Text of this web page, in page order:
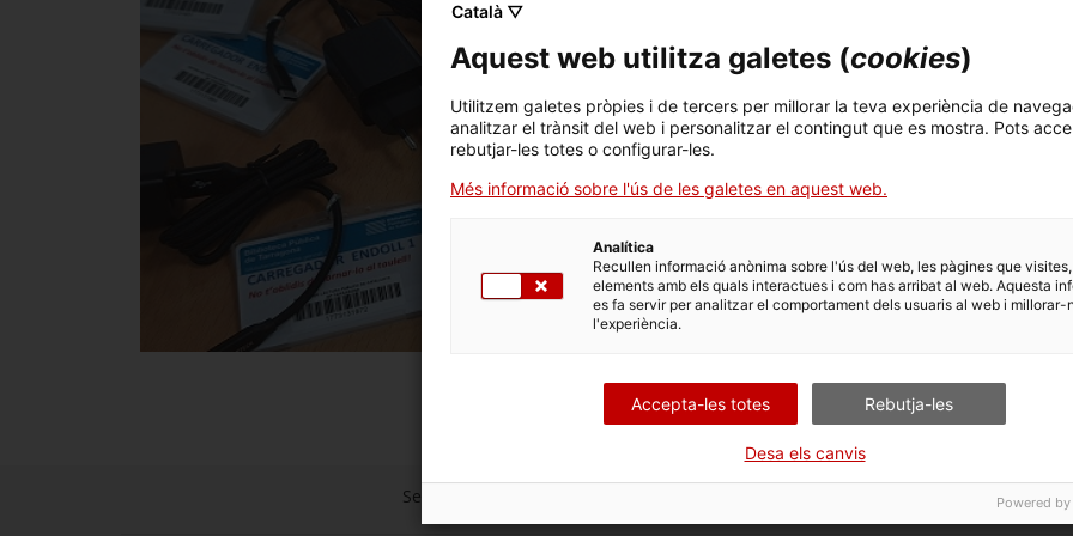
obligatori des de l’any 2024
També disposem de 8
integrat per a telèfons
connectorlightning ).
El préstec es realitza al
carnet de biblioteca i el DNI.
l’edifici de la Biblioteca i
Una manera fàcil i còmoda
utilitzes els serveis de la
Segueix les xarxes socials de la Biblioteca Pública de Tarragona:
Català ▽
Aquest web utilitza galetes (cookies)
Utilitzem galetes pròpies i de tercers per millorar la teva experiència de
analitzar el trànsit del web i personalitzar el contingut que es mostra. Pots
rebutjar-les totes o configurar-les.
Més informació sobre l'ús de les galetes en aquest web.
Analítica
Recullen informació anònima sobre l'ús del web, les pàgines que
elements amb els quals interactues i com has arribat al web. Aquesta
es fa servir per analitzar el comportament dels usuaris al web i millorar-
l'experiència.
Accepta-les totes Rebutja-les
Desa els canvis
Powered by